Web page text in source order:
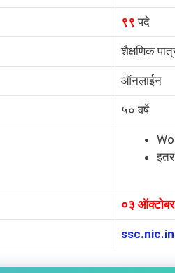
९९ पदे
शैक्षणिक
ऑनलाईन
५० वर्षे
०३
ssc.nic.in